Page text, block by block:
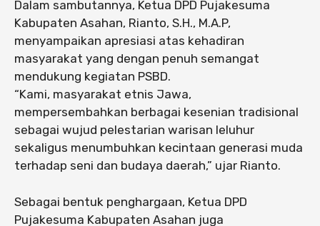
Dalam sambutannya, Ketua DPD Pujakesuma
Kabupaten Asahan, Rianto, S.H., M.A.P,
menyampaikan apresiasi atas kehadiran
masyarakat yang dengan penuh semangat
mendukung kegiatan PSBD.
“Kami, masyarakat etnis Jawa,
mempersembahkan berbagai kesenian tradisional
sebagai wujud pelestarian warisan leluhur
sekaligus menumbuhkan kecintaan generasi muda
terhadap seni dan budaya daerah,” ujar Rianto.
Sebagai bentuk penghargaan, Ketua DPD
Pujakesuma Kabupaten Asahan juga